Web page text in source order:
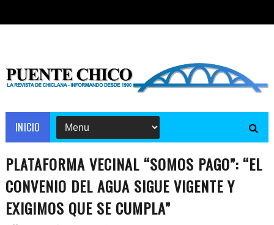
INICIO
PLATAFORMA VECINAL “SOMOS PAGO”: “EL
CONVENIO DEL AGUA SIGUE VIGENTE Y
EXIGIMOS QUE SE CUMPLA”